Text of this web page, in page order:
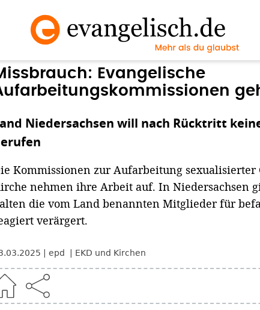
Evangelische
Niedersachsen will nach Rücktritt
Kommissionen zur Aufarbeitung
nehmen ihre Arbeit auf. In Niedersachsen
die vom Land benannten Mitglieder für
verärgert.
epd EKD und Kirchen